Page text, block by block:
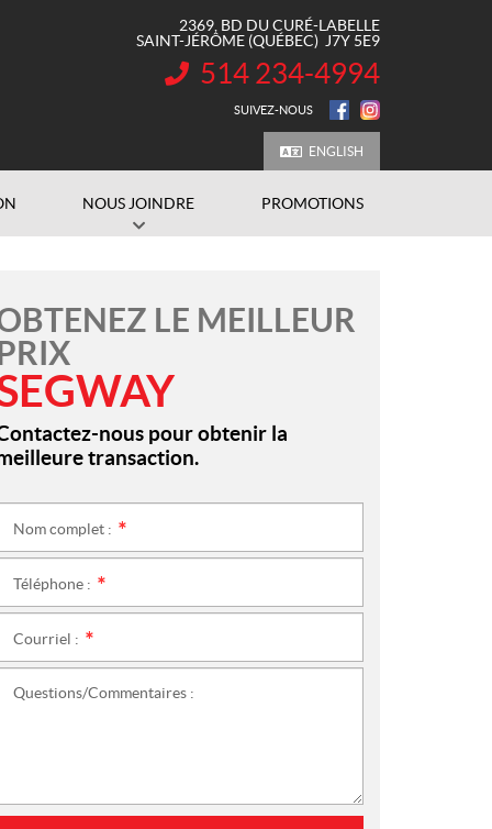
2369, BD DU CURÉ-LABELLE
SAINT-JÉRÔME (QUÉBEC) J7Y 5E9
INFORMATION :
514 234-4994
SUIVEZ-NOUS
ENGLISH
NOUS JOINDRE PROMOTIONS
LE MEILLEUR
nous pour obtenir la
transaction.
Nom complet :
Téléphone :
Courriel :
Questions/Commentaires :